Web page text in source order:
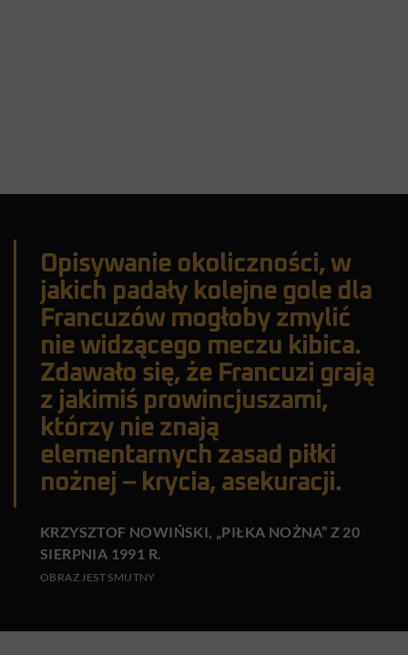
Opisywanie okoliczności, w
jakich padały kolejne gole dla
Francuzów mogłoby zmylić
nie widzącego meczu kibica.
Zdawało się, że Francuzi grają
z jakimiś prowincjuszami,
którzy nie znają
elementarnych zasad piłki
nożnej – krycia, asekuracji.
KRZYSZTOF NOWIŃSKI, „PIŁKA NOŻNA” Z 20
SIERPNIA 1991 R.
OBRAZ JEST SMUTNY